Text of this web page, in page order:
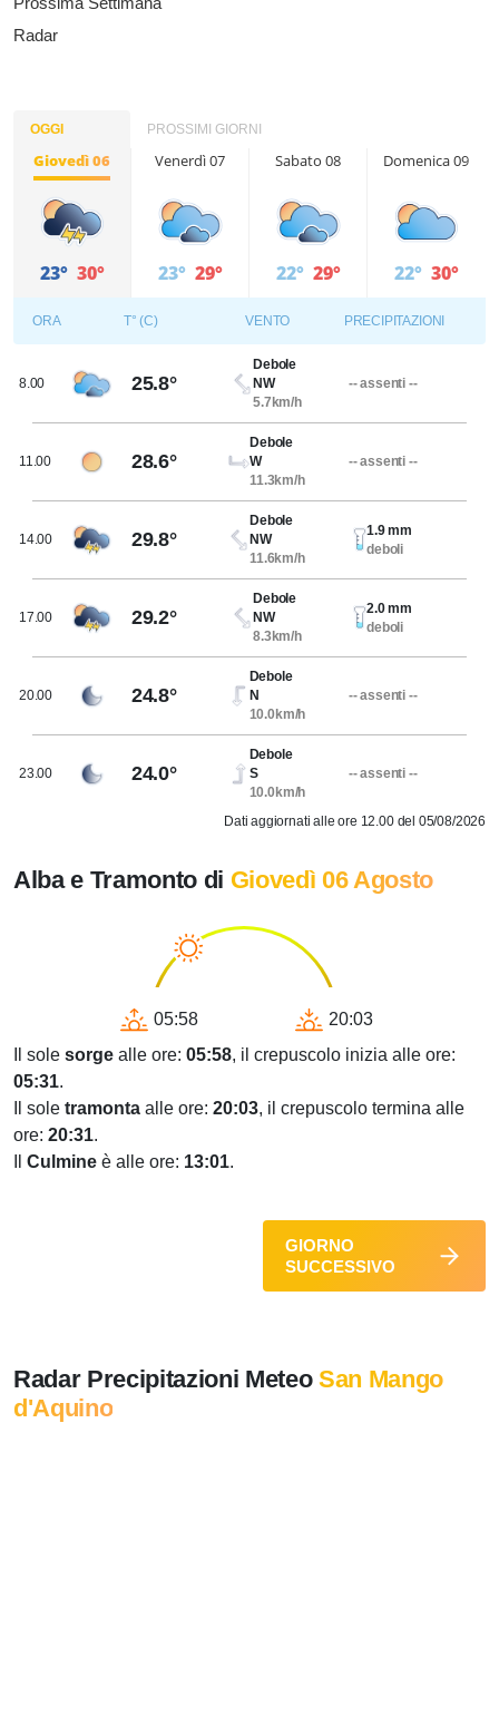
Radar
OGGI PROSSIMI GIORNI
Giovedì 06
23° 30°
Venerdì 07
23° 29°
Sabato 08
22° 29°
Domenica 09
22° 30°
ORA T° (C) VENTO PRECIPITAZIONI
8.00 25.8°
Debole
NW
5.7km/h
-- assenti --
11.00 28.6°
Debole
W
11.3km/h
-- assenti --
14.00 29.8°
Debole
NW
11.6km/h
1.9 mm
deboli
17.00 29.2°
Debole
NW
8.3km/h
2.0 mm
deboli
20.00 24.8°
Debole
N
10.0km/h
-- assenti --
23.00 24.0°
Debole
S
10.0km/h
-- assenti --
Dati aggiornati alle ore 12.00 del 05/08/2026
Alba e Tramonto di Giovedì 06 Agosto
05:58
20:03
Il sole sorge alle ore: 05:58, il crepuscolo inizia alle ore:
05:31.
Il sole tramonta alle ore: 20:03, il crepuscolo termina alle
ore: 20:31.
Culmine è alle ore: 13:01.
GIORNO
SUCCESSIVO
Radar Precipitazioni MeteoSan Mango
d'Aquino